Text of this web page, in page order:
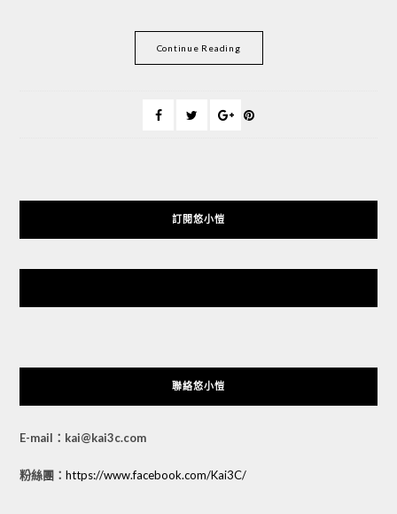
Continue Reading
訂閱悠小愷
聯絡悠小愷
E-mail：kai@kai3c.com
粉絲團： https://www.facebook.com/Kai3C/